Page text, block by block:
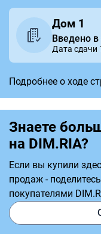
Дом 1
Введено
Дата сдачи
Подробнее о ходе
Знаете
на DIM.RIA?
Если вы купили
продаж -
покупателями